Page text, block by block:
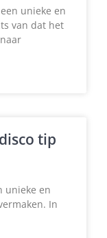
unieke en
van dat het
tip
unieke en
In